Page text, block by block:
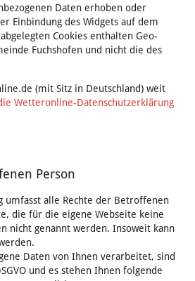
Daten erhoben oder
Einbindung des Widgets auf dem
Cookies enthalten Geo-
Fuchshofen und nicht die des
(mit Sitz in Deutschland) weit
Wetteronline-Datenschutzerklärung
Person
umfasst alle Rechte der Betroffenen
die für die eigene Webseite keine
nicht genannt werden. Insoweit kann
Daten von Ihnen verarbeitet, sind
und es stehen Ihnen folgende